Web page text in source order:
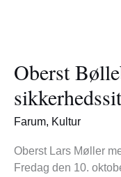
Oberst
Farum, Kultur
Oberst Lars Møller
Fredag den 10.
fortæller
om
sikkerhedssituationen